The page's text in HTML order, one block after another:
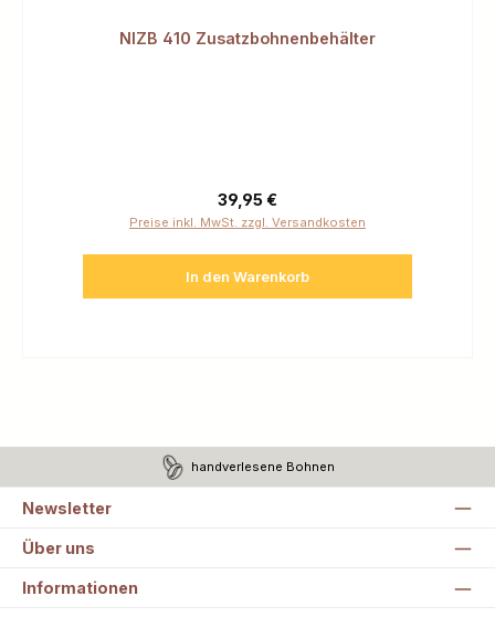
NIZB 410 Zusatzbohnenbehälter
Regulärer Preis:
39,95 €
Preise inkl. MwSt. zzgl. Versandkosten
In den Warenkorb
handverlesene Bohnen
Newsletter
Über uns
Informationen